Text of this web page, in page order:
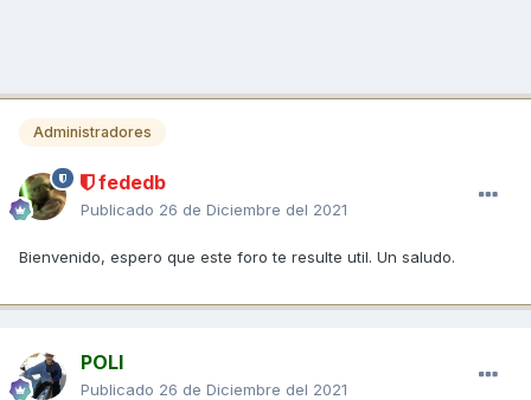
Administradores
fededb
Publicado 26 de Diciembre del 2021
Bienvenido, espero que este foro te resulte util. Un saludo.
POLI
Publicado 26 de Diciembre del 2021